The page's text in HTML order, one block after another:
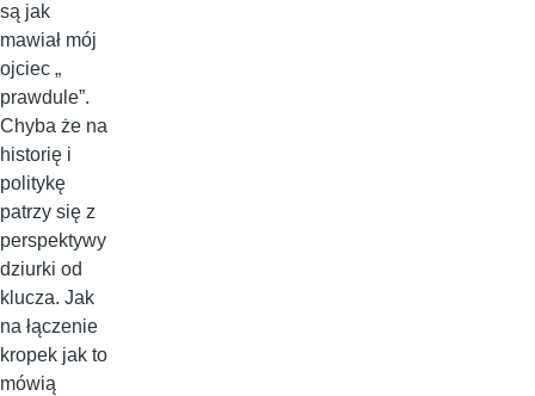
są jak
mawiał mój
ojciec „
prawdule”.
Chyba że na
historię i
politykę
patrzy się z
perspektywy
dziurki od
klucza. Jak
na łączenie
kropek jak to
mówią